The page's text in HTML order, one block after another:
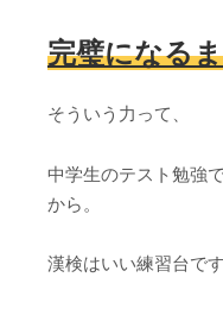
完璧になる
そういう力って、
中学生のテスト勉強
から。
漢検はいい練習台で